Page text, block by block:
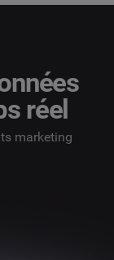
réel
marketing